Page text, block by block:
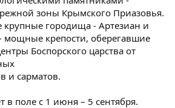
зоны Крымского Приазовья.
крупные городища - Артезиан и
мощные крепости, оберегавшие
Боспорского царства от
и сарматов.
в поле с 1 июня – 5 сентября.